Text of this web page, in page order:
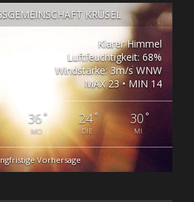
KRÜSEL
Klarer Himmel
Luftfeuchtigkeit: 68%
Windstärke: 3m/s WNW
MAX 23 • MIN 14
36°
MO
24°
DIE
30 °
MI
Vorhersage